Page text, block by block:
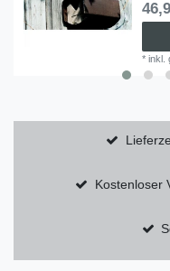
*inkl.
Kostenloser